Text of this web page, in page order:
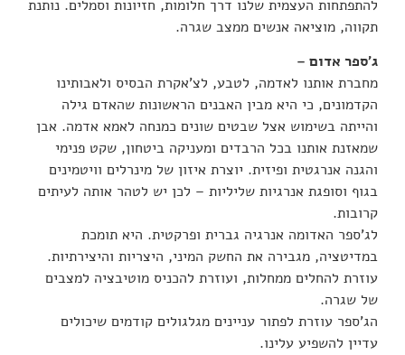
להתפתחות העצמית שלנו דרך חלומות, חזיונות וסמלים. נותנת
תקווה, מוציאה אנשים ממצב שגרה.
ג’ספר אדום –
מחברת אותנו לאדמה, לטבע, לצ’אקרת הבסיס ולאבותינו
הקדמונים, כי היא מבין האבנים הראשונות שהאדם גילה
והייתה בשימוש אצל שבטים שונים כמנחה לאמא אדמה. אבן
שמאזנת אותנו בכל הרבדים ומעניקה ביטחון, שקט פנימי
והגנה אנרגטית ופיזית. יוצרת איזון של מינרלים וויטמינים
בגוף וסופגת אנרגיות שליליות – לכן יש לטהר אותה לעיתים
קרובות.
לג’ספר האדומה אנרגיה גברית ופרקטית. היא תומכת
במדיטציה, מגבירה את החשק המיני, היצריות והיצירתיות.
עוזרת להחלים ממחלות, ועוזרת להכניס מוטיבציה למצבים
של שגרה.
הג’ספר עוזרת לפתור עניינים מגלגולים קודמים שיכולים
עדיין להשפיע עלינו.